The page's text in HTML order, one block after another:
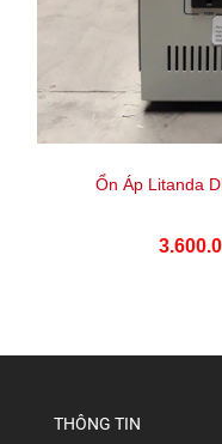
Ổn Áp Litanda
THÔNG TIN